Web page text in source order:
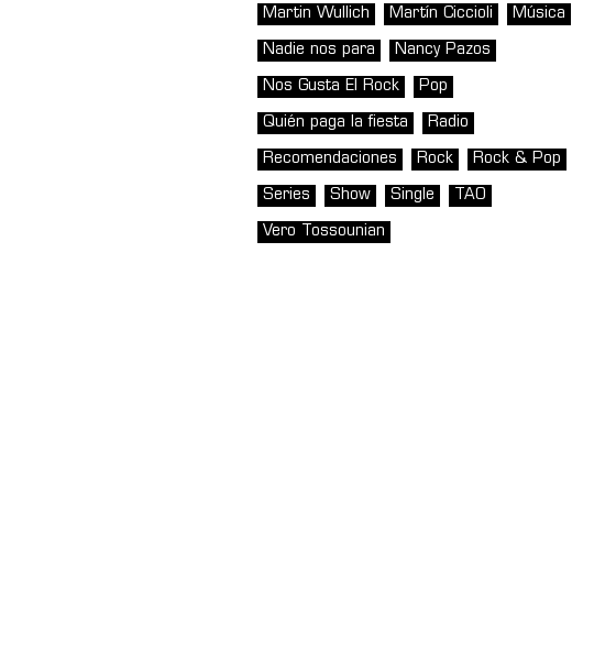
Martin Wullich Martín Ciccioli Música
Nadie nos para Nancy Pazos
Nos Gusta El Rock Pop
Quién paga la fiesta Radio
Recomendaciones Rock Rock & Pop
Series Show Single TAO
Vero Tossounian